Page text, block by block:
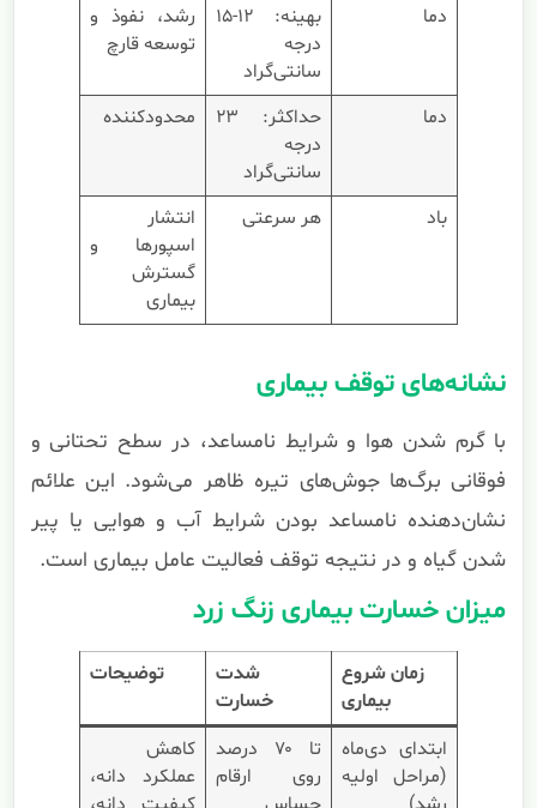
دما
بهینه: ۱۲-۱۵
درجه
سانتی‌گراد
رشد، نفوذ و
توسعه قارچ
دما
حداکثر: ۲۳
درجه
سانتی‌گراد
محدودکننده
باد هر سرعتی
انتشار
اسپورها و
گسترش
بیماری
نشانه‌های توقف بیماری
با گرم شدن هوا و شرایط نامساعد، در سطح تحتانی و
فوقانی برگ‌ها جوش‌های تیره ظاهر می‌شود. این علائم
نشان‌دهنده نامساعد بودن شرایط آب و هوایی یا پیر
شدن گیاه و در نتیجه توقف فعالیت عامل بیماری است.
میزان خسارت بیماری زنگ زرد
زمان شروع
بیماری
شدت
خسارت
توضیحات
ابتدای دی‌ماه
(مراحل اولیه
تا ۷۰ درصد
روی ارقام
کاهش
عملکرد دانه،